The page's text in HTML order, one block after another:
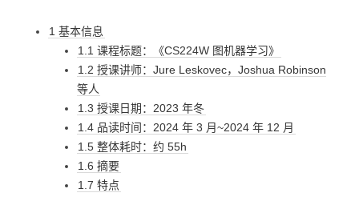
1 基本信息
1.1 课程标题：《CS224W 图机器学习》
1.2 授课讲师：Jure Leskovec，Joshua Robinson
等人
1.3 授课日期：2023 年冬
1.4 品读时间：2024 年 3 月~2024 年 12 月
1.5 整体耗时：约 55h
1.6 摘要
1.7 特点